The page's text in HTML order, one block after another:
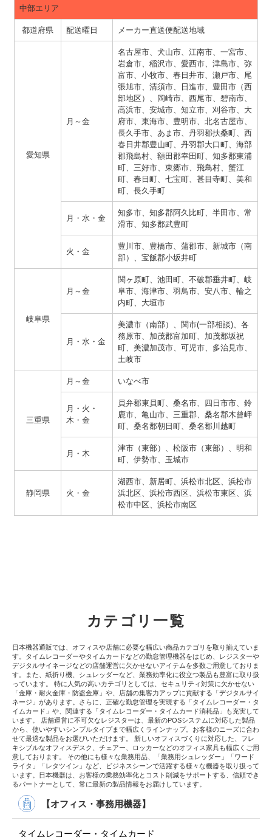
中部エリア
都道府県 配送曜日 メーカー直送便配送地域
愛知県
月～金
名古屋市、犬山市、江南市、一宮市、
岩倉市、稲沢市、愛西市、津島市、弥
富市、小牧市、春日井市、瀬戸市、尾
張旭市、清須市、日進市、豊田市（西
部地区）、岡崎市、西尾市、碧南市、
高浜市、安城市、知立市、刈谷市、大
府市、東海市、豊明市、北名古屋市、
長久手市、あま市、丹羽郡扶桑町、西
春日井郡豊山町、丹羽郡大口町、海部
郡飛島村、額田郡幸田町、知多郡東浦
町、三好市、東郷市、飛鳥村、蟹江
町、春日町、七宝町、甚目寺町、美和
町、長久手町
月・水・金
知多市、知多郡阿久比町、半田市、常
滑市、知多郡武豊町
火・金
豊川市、豊橋市、蒲郡市、新城市（南
部）、宝飯郡小坂井町
岐阜県
月～金
関ヶ原町、池田町、不破郡垂井町、岐
阜市、海津市、羽鳥市、安八市、輪之
内町、大垣市
月・水・金
美濃市（南部）、関市(一部相談)、各
務原市、加茂郡富加町、加茂郡坂祝
町、美濃加茂市、可児市、多治見市、
土岐市
三重県
月～金 いなべ市
月・火・
木・金
員弁郡東員町、桑名市、四日市市、鈴
鹿市、亀山市、三重郡、桑名郡木曾岬
町、桑名郡朝日町、桑名郡川越町
月・木
津市（東部）、松阪市（東部）、明和
町、伊勢市、玉城市
静岡県 火・金
湖西市、新居町、浜松市北区、浜松市
浜北区、浜松市西区、浜松市東区、浜
松市中区、浜松市南区
カテゴリ一覧
日本機器通販では、オフィスや店舗に必要な幅広い商品カテゴリを取り揃えていま
す。タイムレコーダーやタイムカードなどの勤怠管理機器をはじめ、レジスターや
デジタルサイネージなどの店舗運営に欠かせないアイテムを多数ご用意しておりま
す。また、紙折り機、シュレッダーなど、業務効率化に役立つ製品も豊富に取り扱
っています。 特に人気の高いカテゴリとしては、セキュリティ対策に欠かせない
「金庫・耐火金庫・防盗金庫」や、店舗の集客力アップに貢献する「デジタルサイ
ネージ」があります。さらに、正確な勤怠管理を実現する「タイムレコーダー・タ
イムカード」や、関連する「タイムレコーダー・タイムカード消耗品」も充実して
います。 店舗運営に不可欠なレジスターは、最新のPOSシステムに対応した製品
から、使いやすいシンプルタイプまで幅広くラインナップ。お客様のニーズに合わ
せて最適な製品をお選びいただけます。 新しいオフィスづくりに対応した、フレ
キシブルなオフィスデスク、チェアー、ロッカーなどのオフィス家具も幅広くご用
意しております。 その他にも様々な業務用品、「業務用シュレッダー」「ワード
ライタ」「レタツイン」など、ビジネスシーンで活躍する様々な機器を取り扱って
います。日本機器は、お客様の業務効率化とコスト削減をサポートする、信頼でき
るパートナーとして、常に最新の製品情報をお届けしています。
【オフィス・事務用機器】
タイムレコーダー・タイムカード